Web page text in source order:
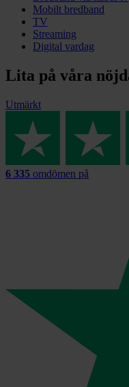
Mobilt bredband
TV
Streaming
Digital vardag
Lita på våra
Utmärkt
6 335 omdömen på